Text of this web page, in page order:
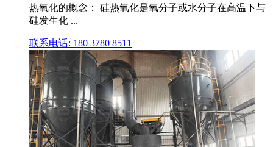
热氧化的概念： 硅热氧化是氧分子或水分子在高温下与
硅发生化 ...
联系电话: 180 3780 8511